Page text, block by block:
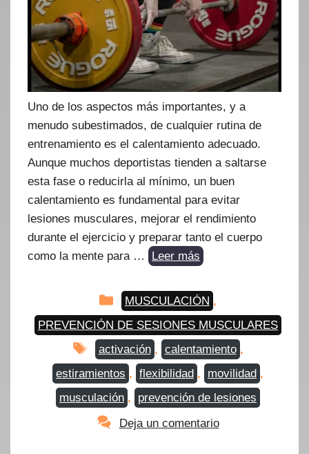
Uno de los aspectos más importantes, y a
menudo subestimados, de cualquier rutina de
entrenamiento es el calentamiento adecuado.
Aunque muchos deportistas tienden a saltarse
esta fase o reducirla al mínimo, un buen
calentamiento es fundamental para evitar
lesiones musculares, mejorar el rendimiento
durante el ejercicio y preparar tanto el cuerpo
como la mente para …
Leer más
Categorías
MUSCULACIÓN ,
PREVENCIÓN DE SESIONES MUSCULARES
Etiquetas
activación , calentamiento ,
estiramientos , flexibilidad , movilidad ,
musculación ,
prevención de lesiones
Deja un comentario